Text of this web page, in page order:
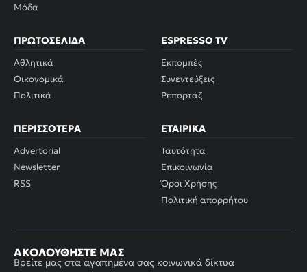
Μόδα
ΠΡΩΤΟΣΈΛΙΔΑ
Αθλητικά
Οικονομικά
Πολιτικά
ESPRESSO TV
Εκπομπές
Συνεντεύξεις
Ρεπορτάζ
ΠΕΡΙΣΣΌΤΕΡΑ
Advertorial
Newsletter
RSS
ΕΤΑΙΡΙΚΆ
Ταυτότητα
Επικοινωνία
Όροι Χρήσης
Πολιτική απορρήτου
ΑΚΟΛΟΥΘΉΣΤΕ ΜΑΣ
Βρείτε μας στα αγαπημένα σας κοινωνικά δίκτυα